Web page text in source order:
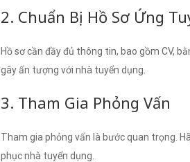
2. Chuẩn Bị Hồ Sơ Ứng
Hồ sơ cần đầy đủ thông tin, bao gồm CV,
gây ấn tượng với nhà tuyển dụng.
3. Tham Gia Phỏng Vấn
Tham gia phỏng vấn là bước quan trọng.
phục nhà tuyển dụng.